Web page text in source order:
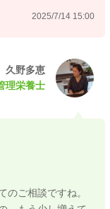
2025/7/14 15:00
久野多恵
理栄養士
のご相談ですね。